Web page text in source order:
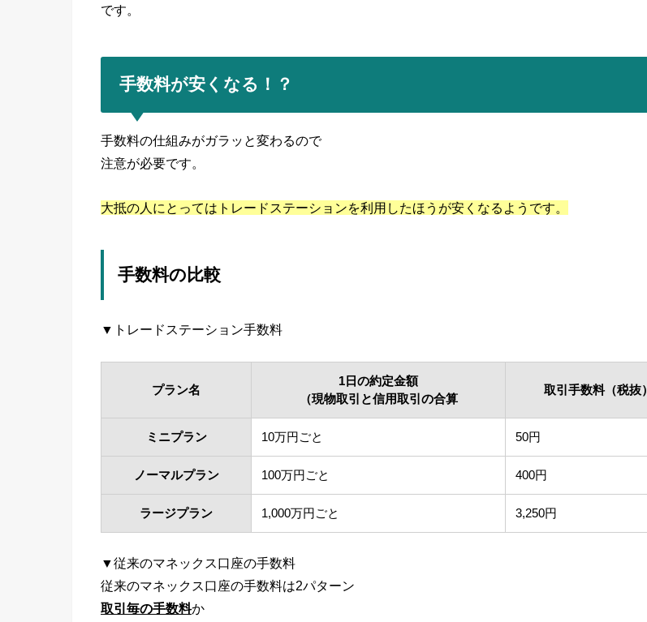
です。
手数料が安くなる！？
手数料の仕組みがガラッと変わるので
注意が必要です。
大抵の人にとってはトレードステーションを利用したほうが安くなるようです。
手数料の比較
▼トレードステーション手数料
プラン名
1日の約定金額
（現物取引と信用取引の合算
取引手数料（税抜）
ミニプラン 10万円ごと 50円
ノーマルプラン 100万円ごと 400円
ラージプラン 1,000万円ごと 3,250円
▼従来のマネックス口座の手数料
従来のマネックス口座の手数料は2パターン
取引毎の手数料か